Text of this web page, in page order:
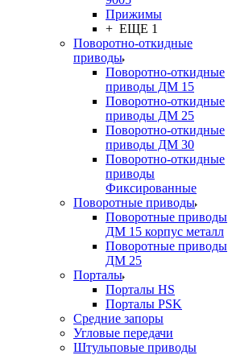
Прижимы
+ ЕЩЕ 1
Поворотно-откидные
приводы
Поворотно-откидные
приводы ДМ 15
Поворотно-откидные
приводы ДМ 25
Поворотно-откидные
приводы ДМ 30
Поворотно-откидные
приводы
Фиксированные
Поворотные приводы
Поворотные приводы
ДМ 15 корпус металл
Поворотные приводы
ДМ 25
Порталы
Порталы HS
Порталы PSK
Средние запоры
Угловые передачи
Штульповые приводы